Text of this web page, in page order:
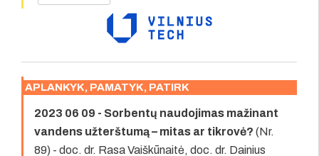
APLANKYK, PAMATYK, PATIRK
2023 06 09 - Sorbentų naudojimas mažinant
vandens užterštumą – mitas ar tikrovė? (Nr.
89) - doc. dr. Rasa Vaiškūnaitė, doc. dr. Dainius